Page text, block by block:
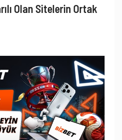
Olan Sitelerin Ortak